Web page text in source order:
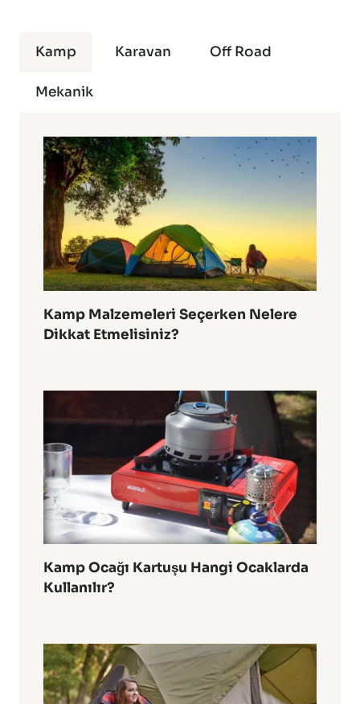
Kamp Karavan Off Road
Mekanik
Kamp Malzemeleri Seçerken Nelere
Dikkat Etmelisiniz?
Kamp Ocağı Kartuşu Hangi Ocaklarda
Kullanılır?